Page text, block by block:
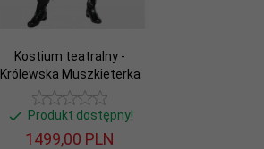
Kostium teatralny -
Królewska Muszkieterka
Produkt dostępny!
1499,00 PLN